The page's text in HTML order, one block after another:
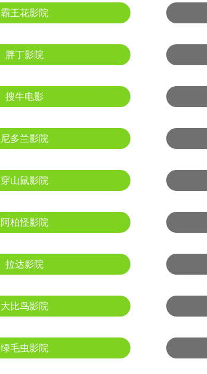
霸王花影院
胖丁影院
搜牛电影
尼多兰影院
穿山鼠影院
阿柏怪影院
拉达影院
大比鸟影院
绿毛虫影院